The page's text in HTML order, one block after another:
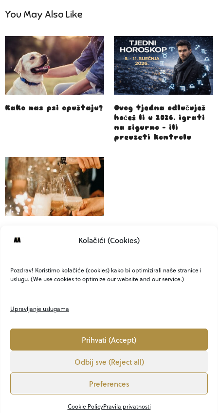
Kolačići (Cookies)
Pozdrav! Koristimo kolačiće (cookies) kako bi optimizirali naše stranice i
uslugu. (We use cookies to optimize our website and our service.)
Upravljanje uslugama
Prihvati (Accept)
Odbij sve (Reject all)
Preferences
Cookie PolicyPravila privatnosti
You May Also Like
Kako nas psi opuštaju?
Ovog tjedna odlučuješ
hoćeš li u 2026. igrati
na sigurno – ili
preuzeti kontrolu
numerologija – koja je
MARKETING PRIVATNOST
VEM ART